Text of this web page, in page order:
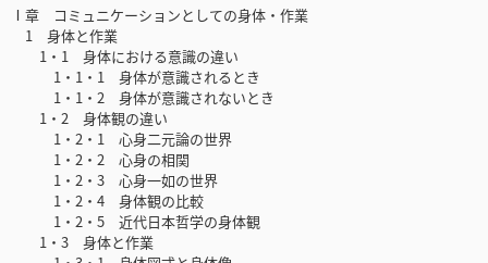
Ⅰ章 コミュニケーションとしての身体・作業
1 身体と作業
1・1 身体における意識の違い
1・1・1 身体が意識されるとき
1・1・2 身体が意識されないとき
1・2 身体観の違い
1・2・1 心身二元論の世界
1・2・2 心身の相関
1・2・3 心身一如の世界
1・2・4 身体観の比較
1・2・5 近代日本哲学の身体観
1・3 身体と作業